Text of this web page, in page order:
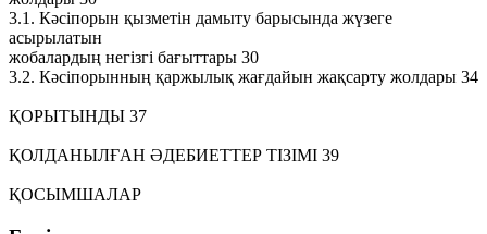
3.1. Кәсіпорын қызметін дамыту барысында жүзеге
асырылатын
жобалардың негізгі бағыттары 30
3.2. Кәсіпорынның қаржылық жағдайын жақсарту жолдары 34
ҚОРЫТЫНДЫ 37
ҚОЛДАНЫЛҒАН ӘДЕБИЕТТЕР ТІЗІМІ 39
ҚОСЫМШАЛАР